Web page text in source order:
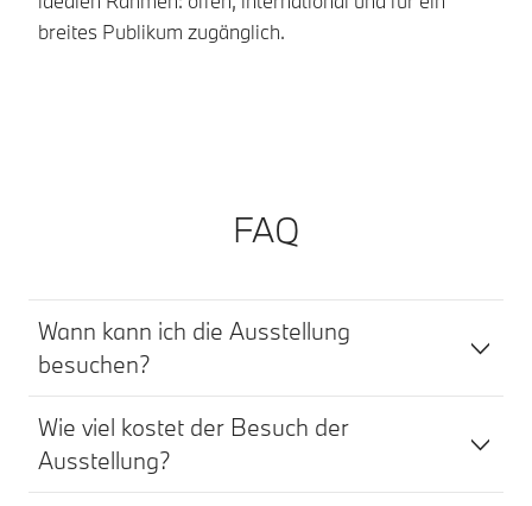
breites Publikum zugänglich.
FAQ
Wann kann ich die Ausstellung
besuchen?
Wie viel kostet der Besuch der
Ausstellung?